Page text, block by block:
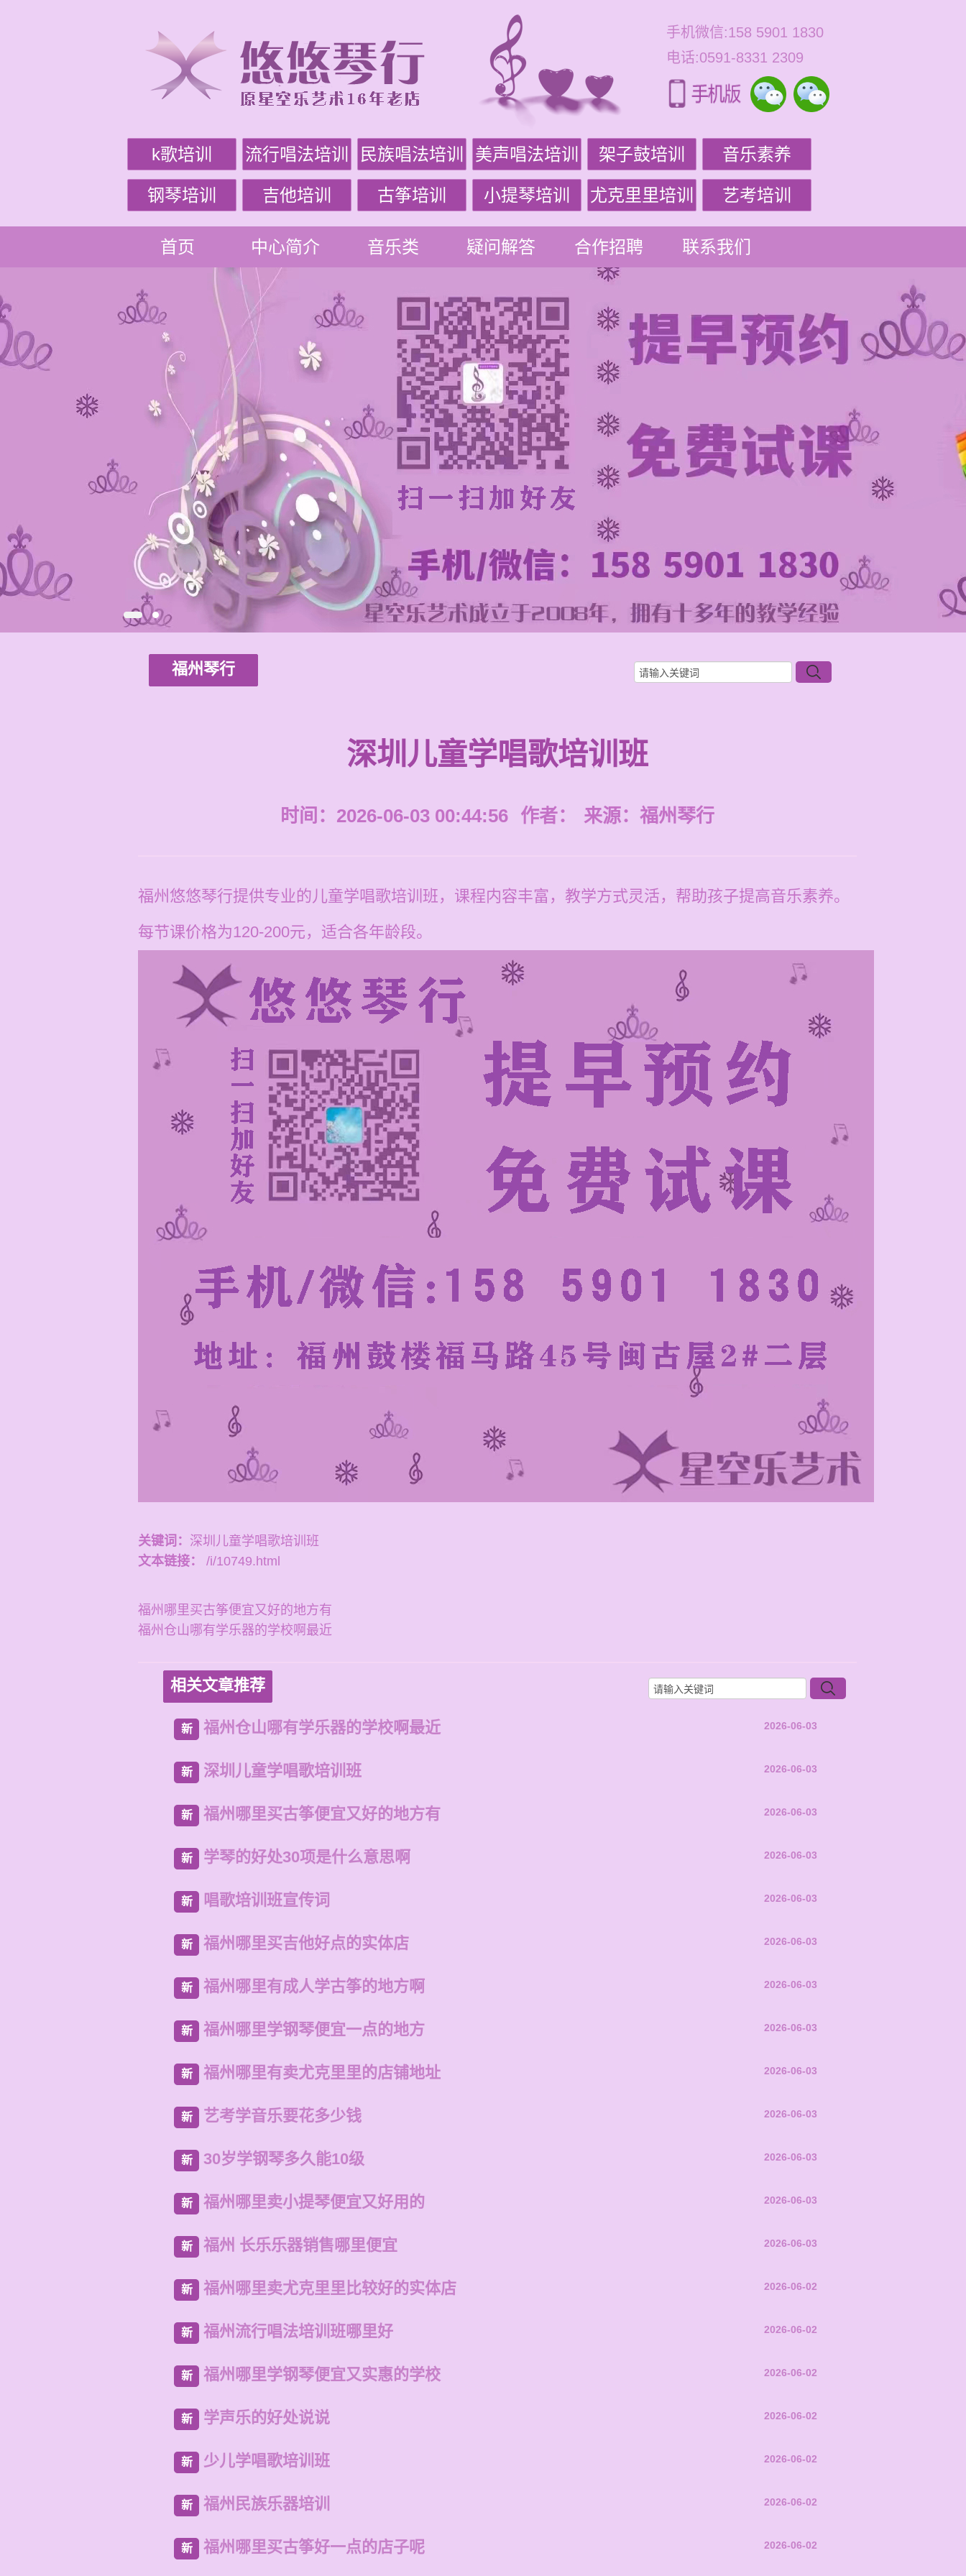
手机微信:158 5901 1830
电话:0591-8331 2309
k歌培训 流行唱法培训 民族唱法培训 美声唱法培训 架子鼓培训 音乐素养
钢琴培训 吉他培训 古筝培训 小提琴培训 尤克里里培训 艺考培训
首页 中心简介 音乐类 疑问解答 合作招聘 联系我们
福州琴行
深圳儿童学唱歌培训班
时间：2026-06-03 00:44:56 作者： 来源： 福州琴行
福州悠悠琴行提供专业的儿童学唱歌培训班，课程内容丰富，教学方式灵活，帮助孩子提高音乐素养。
每节课价格为120-200元，适合各年龄段。
关键词： 深圳儿童学唱歌培训班
文本链接：
/i/10749.html
福州哪里买古筝便宜又好的地方有
福州仓山哪有学乐器的学校啊最近
相关文章推荐
新 福州仓山哪有学乐器的学校啊最近 2026-06-03
新 深圳儿童学唱歌培训班 2026-06-03
新 福州哪里买古筝便宜又好的地方有 2026-06-03
新 学琴的好处30项是什么意思啊 2026-06-03
新 唱歌培训班宣传词 2026-06-03
新 福州哪里买吉他好点的实体店 2026-06-03
新 福州哪里有成人学古筝的地方啊 2026-06-03
新 福州哪里学钢琴便宜一点的地方 2026-06-03
新 福州哪里有卖尤克里里的店铺地址 2026-06-03
新 艺考学音乐要花多少钱 2026-06-03
新 30岁学钢琴多久能10级 2026-06-03
新 福州哪里卖小提琴便宜又好用的 2026-06-03
新 福州 长乐乐器销售哪里便宜 2026-06-03
新 福州哪里卖尤克里里比较好的实体店 2026-06-02
新 福州流行唱法培训班哪里好 2026-06-02
新 福州哪里学钢琴便宜又实惠的学校 2026-06-02
新 学声乐的好处说说 2026-06-02
新 少儿学唱歌培训班 2026-06-02
新 福州民族乐器培训 2026-06-02
新 福州哪里买古筝好一点的店子呢 2026-06-02